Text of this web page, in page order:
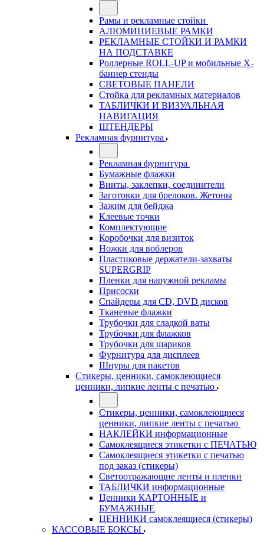
Рамы и рекламные стойки
АЛЮМИНИЕВЫЕ РАМКИ
РЕКЛАМНЫЕ СТОЙКИ И РАМКИ
НА ПОДСТАВКЕ
Роллерные ROLL-UP и мобильные X-
баннер стенды
СВЕТОВЫЕ ПАНЕЛИ
Стойка для рекламных материалов
ТАБЛИЧКИ И ВИЗУАЛЬНАЯ
НАВИГАЦИЯ
ШТЕНДЕРЫ
Рекламная фурнитура
Рекламная фурнитура
Бумажные флажки
Винты, заклепки, соединители
Заготовки для брелоков. Жетоны
Зажим для бейджа
Клеевые точки
Комплектующие
Коробочки для визиток
Ножки для воблеров
Пластиковые держатели-захваты
SUPERGRIP
Пленки для наружной рекламы
Присоски
Спайдеры для CD, DVD дисков
Тканевые флажки
Трубочки для сладкой ваты
Трубочки для флажков
Трубочки для шариков
Фурнитура для дисплеев
Шнуры для пакетов
Стикеры, ценники, самоклеющиеся
ценники, липкие ленты с печатью
Стикеры, ценники, самоклеющиеся
ценники, липкие ленты с печатью
НАКЛЕЙКИ информационные
Самоклеящиеся этикетки с ПЕЧАТЬЮ
Самоклеящиеся этикетки с печатью
под заказ (стикеры)
Светоотражающие ленты и пленки
ТАБЛИЧКИ информационные
Ценники КАРТОННЫЕ и
БУМАЖНЫЕ
ЦЕННИКИ самоклеящиеся (стикеры)
КАССОВЫЕ БОКСЫ